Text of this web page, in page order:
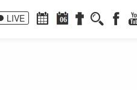
LIVE 06